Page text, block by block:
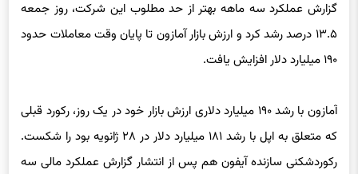
۱۳.۵ درصد رشد کرد و ارزش بازار آمازون تا پایان وقت معاملات حدود
۱۹۰ میلیارد دلار افزایش یافت.
که متعلق به اپل با رشد ۱۸۱ میلیارد دلار در ۲۸ ژانویه بود را شکست.
رکوردشکنی سازنده آیفون هم پس از انتشار گزارش عملکرد مالی سه
ماهه فراتر از حد انتظارات بازار روی داده بود. ارزش بازار آمازون اکنون